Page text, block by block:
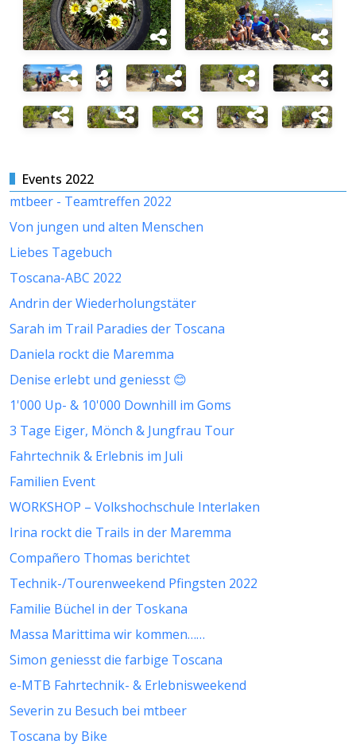
Events 2022
mtbeer - Teamtreffen 2022
Von jungen und alten Menschen
Liebes Tagebuch
Toscana-ABC 2022
Andrin der Wiederholungstäter
Sarah im Trail Paradies der Toscana
Daniela rockt die Maremma
Denise erlebt und geniesst 😊
1'000 Up- & 10'000 Downhill im Goms
3 Tage Eiger, Mönch & Jungfrau Tour
Fahrtechnik & Erlebnis im Juli
Familien Event
WORKSHOP – Volkshochschule Interlaken
Irina rockt die Trails in der Maremma
Compañero Thomas berichtet
Technik-/Tourenweekend Pfingsten 2022
Familie Büchel in der Toskana
Massa Marittima wir kommen……
Simon geniesst die farbige Toscana
e-MTB Fahrtechnik- & Erlebnisweekend
Severin zu Besuch bei mtbeer
Toscana by Bike